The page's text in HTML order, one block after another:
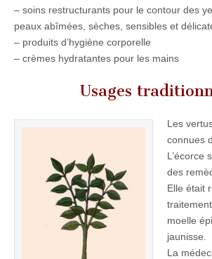
– soins restructurants pour le contour des
peaux abîmées, sèches, sensibles et
– produits d’hygiène corporelle
– crèmes hydratantes pour les mains
Usages
Les
connues
L’écorce
des
Elle était
moelle
jaunisse.
La